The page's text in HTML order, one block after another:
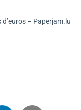
– Paperjam.lu